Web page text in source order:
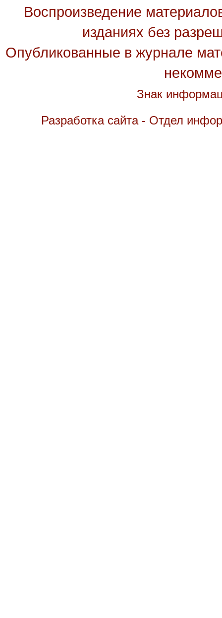
Воспроизведение
изданиях без
Опубликованные в журнале
Знак
Разработка сайта - Отдел